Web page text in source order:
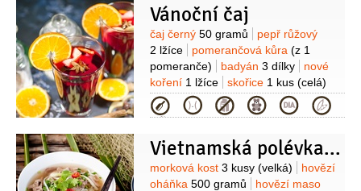
Vánoční čaj
Suroviny
čaj černý 50 gramů
pepř růžový
2 lžíce
pomerančová kůra (z 1
pomeranče)
badyán 3 dílky
nové
koření 1 lžíce skořice 1 kus (celá)
Kategorie
Vietnamská polévka PHO
Suroviny
morková kost 3 kusy (velká)
hovězí
oháňka 500 gramů
hovězí maso